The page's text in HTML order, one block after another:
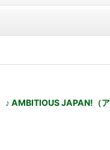
JAPAN!（ア